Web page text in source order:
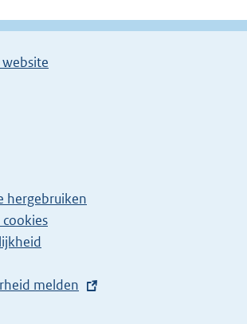
website
hergebruiken
cookies
melden